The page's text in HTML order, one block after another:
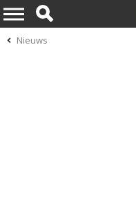
Nieuws